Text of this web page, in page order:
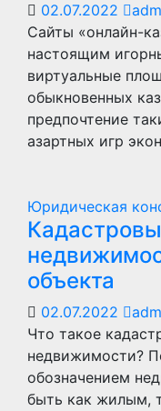
02.07.2022
Сайты «онлайн-
настоящим
виртуальные
обыкновенных
предпочтение
азартных игр
Юридическая
объекта
02.07.2022
Что такое
недвижимости?
обозначением
быть как жилым,